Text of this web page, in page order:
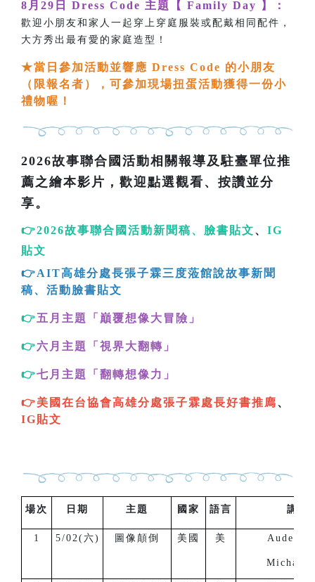
8月29日 Dress Code 主題【 Family Day 】：
歡迎小朋友和家人一起穿上穿庭服裝或配戴相同配件，
大方秀出最有愛的家庭造型！
★當日參加活動並響應 Dress Code 的小朋友
（限報名者），可參加現場扭蛋活動獲得一份小
禮物喔！
2026故事聯合國活動相關報導及駐臺單位推
薦之繪本影片，歡迎點選觀看、按讚並分
享。
👉2026故事聯合國活動新聞稿、 臉書貼文、 IG
貼文
👉AIT高雄分處長張子霖三度蒞館說故事新聞
稿、 活動臉書貼文
👉五月主題「巔覆想像大冒險 」
👉六月主題「視界大翻轉 」
👉七月主題「翻轉想像力 」
👉美國在台協會高雄分處張子霖處長好書推廌、
IG貼文
場次 日期 主題 國家 語言 講
1 5/02(六) 圖像顛倒 美國 美 Auden
Michael